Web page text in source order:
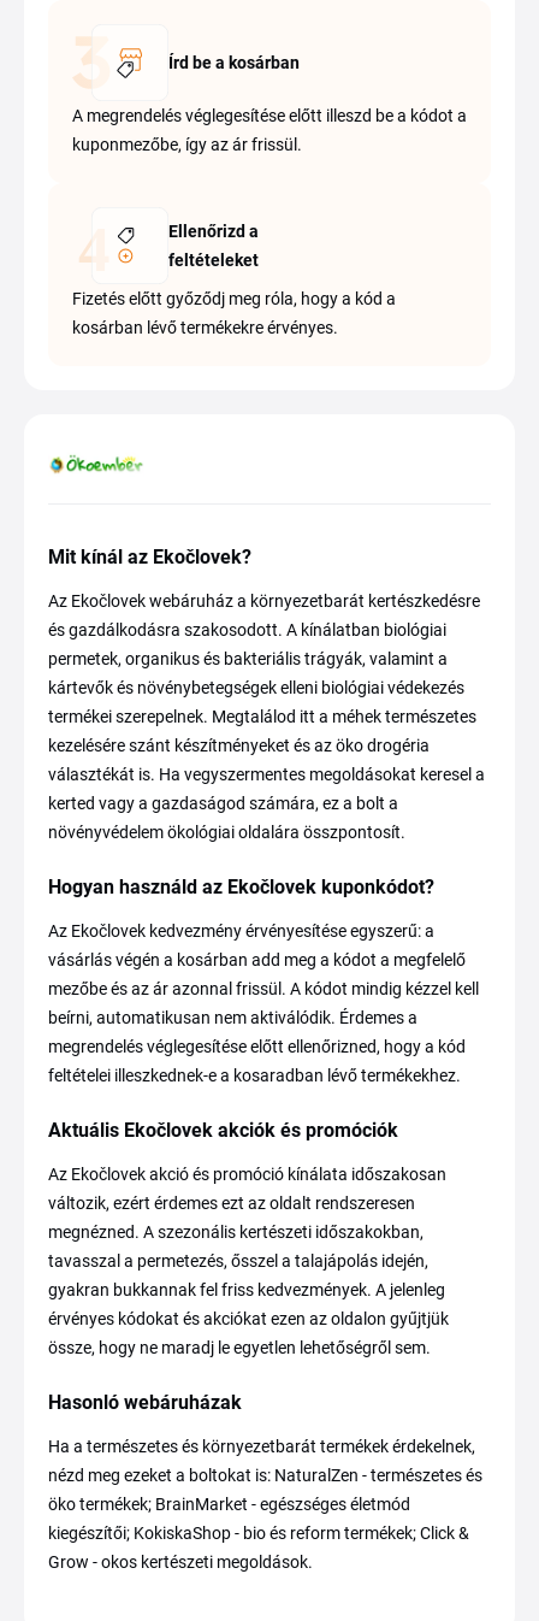
Írd be a kosárban
A megrendelés véglegesítése előtt illeszd be a kódot a
kuponmezőbe, így az ár frissül.
Ellenőrizd a
feltételeket
Fizetés előtt győződj meg róla, hogy a kód a
kosárban lévő termékekre érvényes.
Mit kínál az Ekočlovek?
Az Ekočlovek webáruház a környezetbarát kertészkedésre
és gazdálkodásra szakosodott. A kínálatban biológiai
permetek, organikus és bakteriális trágyák, valamint a
kártevők és növénybetegségek elleni biológiai védekezés
termékei szerepelnek. Megtalálod itt a méhek természetes
kezelésére szánt készítményeket és az öko drogéria
választékát is. Ha vegyszermentes megoldásokat keresel a
kerted vagy a gazdaságod számára, ez a bolt a
növényvédelem ökológiai oldalára összpontosít.
Hogyan használd az Ekočlovek kuponkódot?
Az Ekočlovek kedvezmény érvényesítése egyszerű: a
vásárlás végén a kosárban add meg a kódot a megfelelő
mezőbe és az ár azonnal frissül. A kódot mindig kézzel kell
beírni, automatikusan nem aktiválódik. Érdemes a
megrendelés véglegesítése előtt ellenőrizned, hogy a kód
feltételei illeszkednek-e a kosaradban lévő termékekhez.
Aktuális Ekočlovek akciók és promóciók
Az Ekočlovek akció és promóció kínálata időszakosan
változik, ezért érdemes ezt az oldalt rendszeresen
megnézned. A szezonális kertészeti időszakokban,
tavasszal a permetezés, ősszel a talajápolás idején,
gyakran bukkannak fel friss kedvezmények. A jelenleg
érvényes kódokat és akciókat ezen az oldalon gyűjtjük
össze, hogy ne maradj le egyetlen lehetőségről sem.
Hasonló webáruházak
Ha a természetes és környezetbarát termékek érdekelnek,
nézd meg ezeket a boltokat is: NaturalZen - természetes és
öko termékek; BrainMarket - egészséges életmód
kiegészítői; KokiskaShop - bio és reform termékek; Click &
Grow - okos kertészeti megoldások.